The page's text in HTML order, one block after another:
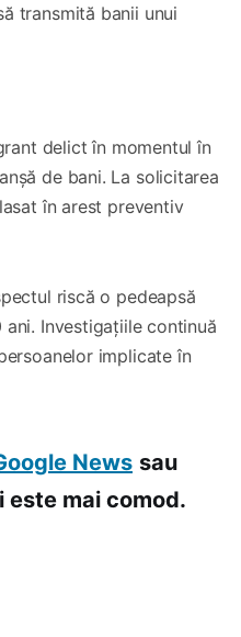
transmită banii unui
delict în momentul în
de bani. La solicitarea
în arest preventiv
riscă o pedeapsă
ani. Investigațiile continuă
implicate în
News sau
este mai comod.